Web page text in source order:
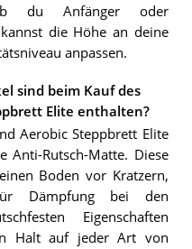
du Anfänger oder
die Höhe an deine
anpassen.
sind beim Kauf des
Elite enthalten?
Aerobic Steppbrett Elite
Anti-Rutsch-Matte. Diese
Boden vor Kratzern,
Dämpfung bei den
Eigenschaften
Halt auf jeder Art von